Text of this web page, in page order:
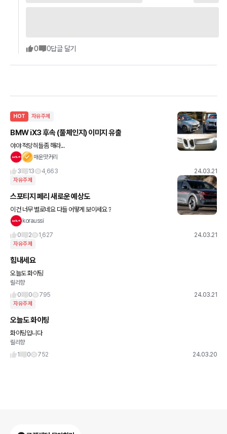
0 0답글 달기
HOT 자유주제
BMW iX3 후속 (풀체인지) 이미지 유출
야야 적당히들좀 해라...
매운맛커리
3
13 4,663 24.03.21
자유주제
스포티지 페리 새로운 예상도
이건 너무 별로네요 다들 어떻게 보이세요 ?
koraussi
0
2 1,627 24.03.21
자유주제
힘내세요
오늘도 화이팅
릴리향
0
0 795 24.03.21
자유주제
오늘도 화이팅
화이팅입니다
릴리향
1
0 752 24.03.20